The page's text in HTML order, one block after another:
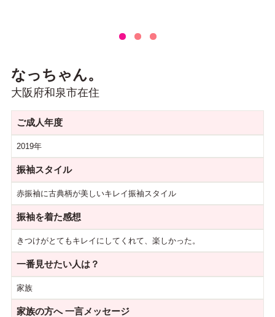
なっちゃん。
大阪府和泉市在住
ご成人年度
2019年
振袖スタイル
赤振袖に古典柄が美しいキレイ振袖スタイル
振袖を着た感想
きつけがとてもキレイにしてくれて、楽しかった。
一番見せたい人は？
家族
家族の方へ一言メッセージ